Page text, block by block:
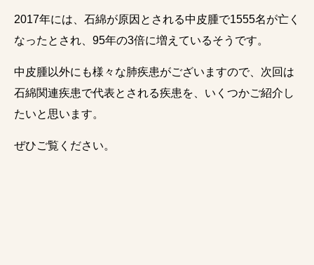
2017年には、石綿が原因とされる中皮腫で1555名が亡く
なったとされ、95年の3倍に増えているそうです。
中皮腫以外にも様々な肺疾患がございますので、次回は
石綿関連疾患で代表とされる疾患を、いくつかご紹介し
たいと思います。
ぜひご覧ください。